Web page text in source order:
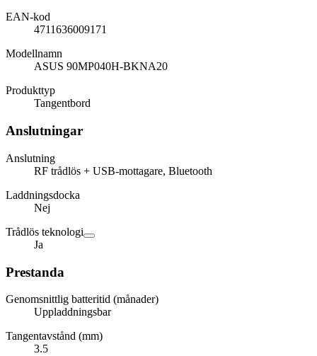
EAN-kod
4711636009171
Modellnamn
ASUS 90MP040H-BKNA20
Produkttyp
Tangentbord
Anslutningar
Anslutning
RF trådlös + USB-mottagare, Bluetooth
Laddningsdocka
Nej
Trådlös teknologi
Ja
Prestanda
Genomsnittlig batteritid (månader)
Uppladdningsbar
Tangentavstånd (mm)
3.5